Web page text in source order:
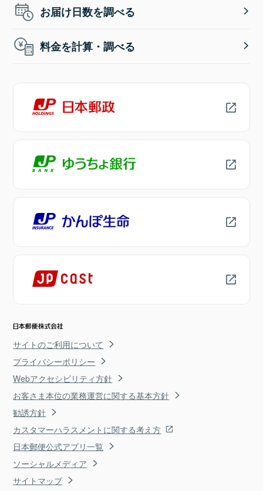
お届け日数を調べる
料金を計算・調べる
サイトのご利用について
プライバシーポリシー
Webアクセシビリティ方針
お客さま本位の業務運営に関する基本方針
勧誘方針
カスタマーハラスメントに関する考え方
日本郵便公式アプリ一覧
ソーシャルメディア
サイトマップ